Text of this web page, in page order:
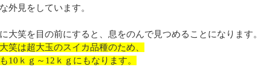
外見をしています。
大笑を目の前にすると、息をのんで見つめることになります。
笑は超大玉のスイカ品種のため、
10ｋｇ～12ｋｇにもなります。